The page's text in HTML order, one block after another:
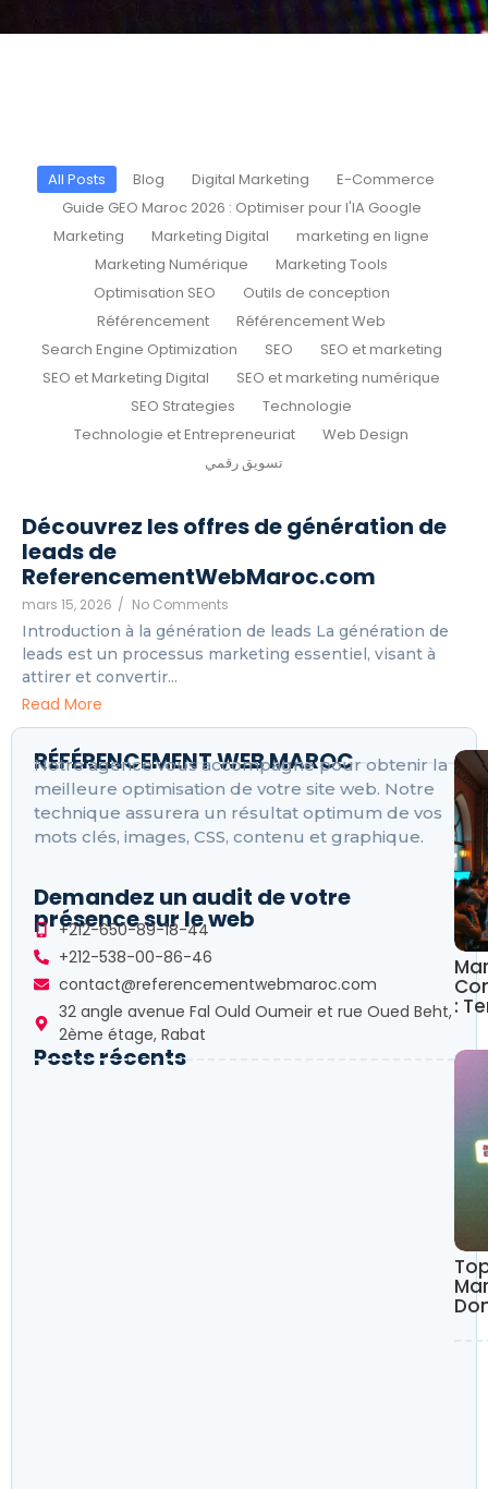
All Posts Blog Digital Marketing
E-Commerce
Guide GEO Maroc 2026 : Optimiser pour l'IA Google
Marketing
Marketing Digital
marketing en ligne
Marketing Numérique
Marketing Tools
Optimisation SEO
Outils de conception
Référencement
Référencement Web
Search Engine Optimization
SEO
SEO et marketing
SEO et Marketing Digital
SEO et marketing numérique
SEO Strategies
Technologie
Technologie et Entrepreneuriat
Web Design
تسويق رقمي
Découvrez les offres de génération de
leads de
ReferencementWebMaroc.com
mars 15, 2026 / No Comments
Introduction à la génération de leads La génération de
leads est un processus marketing essentiel, visant à
attirer et convertir...
Read More
RÉFÉRENCEMENT WEB MAROC
Notre agence vous accompagne pour obtenir la
meilleure optimisation de votre site web. Notre
technique assurera un résultat optimum de vos
mots clés, images, CSS, contenu et graphique.
Demandez un audit de votre
présence sur le web
+212-650-89-18-44
+212-538-00-86-46
contact@referencementwebmaroc.com
32 angle avenue Fal Ould Oumeir et rue Oued Beht,
2ème étage, Rabat
Posts récents
: